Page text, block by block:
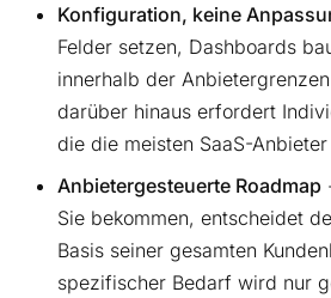
Konfiguration, keine
Felder setzen, Dashboards
innerhalb der
darüber hinaus erfordert
die die meisten SaaS-
Anbietergesteuerte Roadmap
Sie bekommen, entscheidet
Basis seiner gesamten
spezifischer Bedarf wird nur